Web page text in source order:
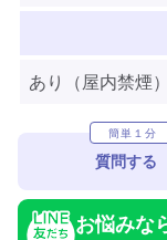
あり（屋内禁煙）
簡単１分
質問する
お悩みな